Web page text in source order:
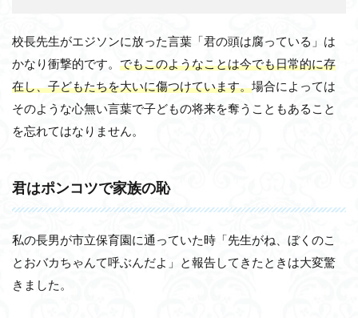
校長先生がエジソンに放った言葉「君の頭は腐っている」は
かなり衝撃的です。 でもこのようなことは今でも日常的に存
在し、子どもたちを大いに傷つけています。場合によっては
そのような心無い言葉で子どもの将来を奪うこともあること
を忘れてはなりません。
君はポンコツで家族の恥
私の長男が市立保育園に通っていた時「先生がね、ぼくのこ
とおバカちゃんて呼ぶんだよ」と報告してきたときは大変驚
きました。